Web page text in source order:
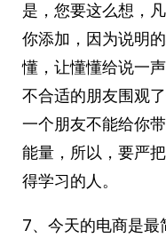
是，您要这么想，
你添加，因为说明
懂，让懂懂给说一
不合适的朋友围观
一个朋友不能给你
能量，所以，要严
得学习的人。
7、今天的电商是